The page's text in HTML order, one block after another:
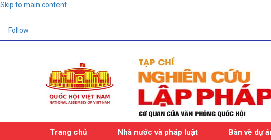
Skip to main content
Follow
Trang chủ Nhà nước và pháp luật Bàn về dự